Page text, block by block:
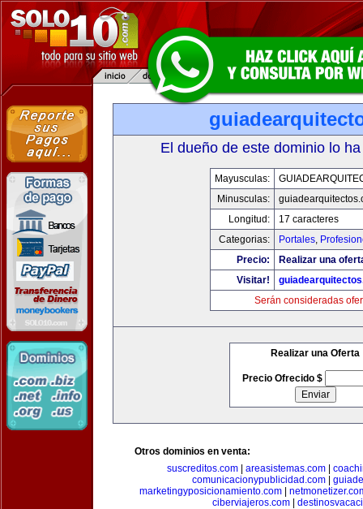
El dueño de este dominio lo
Mayusculas:
Minusculas:
Longitud:
17 caracteres
Categorias:
Portales,
Precio:
Realizar una
Visitar!
Serán consideradas
Realizar una Oferta
Precio Ofrecido $
Otros dominios en venta:
suscreditos.com
areasistemas.com
comunicacionypublicidad.com
marketingyposicionamiento.com|
ciberviajeros.com|